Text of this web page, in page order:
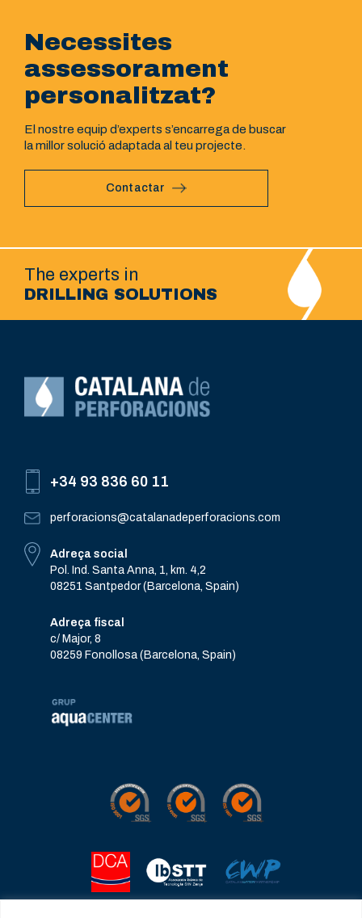
The experts in
DRILLING SOLUTIONS
Necessites
assessorament
personalitzat?
El nostre equip d’experts s’encarrega de buscar
la millor solució adaptada al teu projecte.
Contactar
+34 93 836 60 11
perforacions@catalanadeperforacions.com
Adreça social
Pol. Ind. Santa Anna, 1, km. 4,2
08251 Santpedor (Barcelona, Spain)
Adreça fiscal
c/ Major, 8
08259 Fonollosa (Barcelona, Spain)